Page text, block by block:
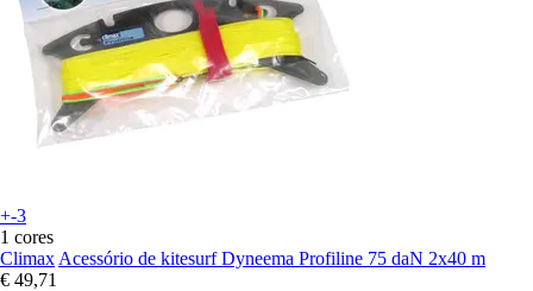
+-3
1 cores
Climax Acessório de kitesurf Dyneema Profiline 75 daN 2x40 m
€ 49,71